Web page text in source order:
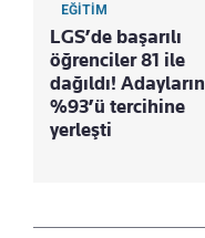
EĞİTİM
LGS’de başarılı
öğrenciler 81 ile
dağıldı! Adayların
%93’ü tercihine
yerleşti